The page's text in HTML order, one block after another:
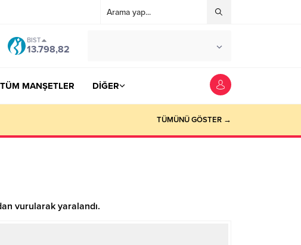
BIST
13.798,82
TÜM MANŞETLER DİĞER
TÜMÜNÜ GÖSTER →
vurularak yaralandı.